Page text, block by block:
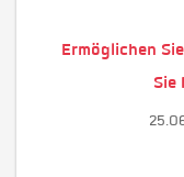
Ermöglichen
Sie